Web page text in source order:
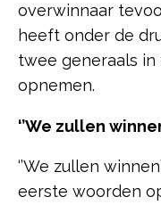
overwinnaar
heeft onder de
twee generaals
opnemen.
‘’We zullen
‘’We zullen
eerste woorden